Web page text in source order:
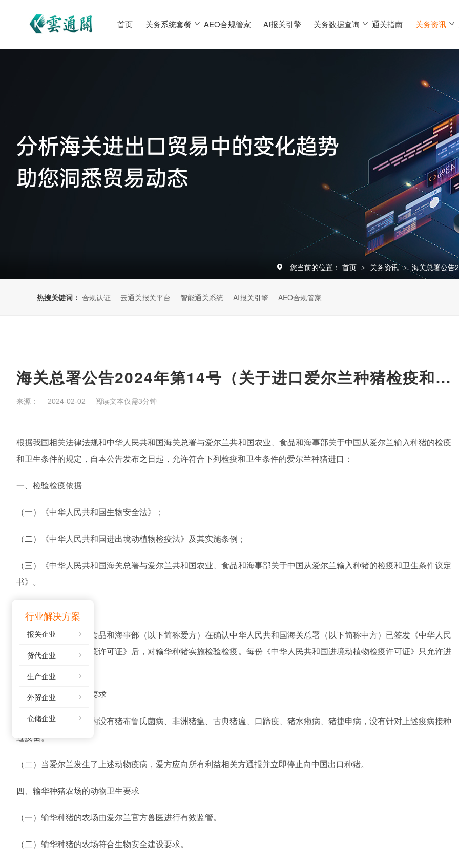
首页 关务系统套餐 AEO合规管家 AI报关引擎 关务数据查询 通关指南 关务资讯
行业解决方案
报关企业
货代企业
生产企业
外贸企业
仓储企业
您当前的位置： 首页 > 关务资讯 > 海关总署公告
热搜关键词： 合规认证 云通关报关平台 智能通关系统 AI报关引擎 AEO合规管家
海关总署公告2024年第14号（关于进口爱尔兰种猪检疫和卫生要求的公告）
来源： 2024-02-02 阅读文本仅需3分钟
根据我国相关法律法规和中华人民共和国海关总署与爱尔兰共和国农业、食品和海事部关于中国从爱尔兰输入种猪的检疫
和卫生条件的规定，自本公告发布之日起，允许符合下列检疫和卫生条件的爱尔兰种猪进口：
一、检验检疫依据
（一）《中华人民共和国生物安全法》；
（二）《中华人民共和国进出境动植物检疫法》及其实施条例；
（三）《中华人民共和国海关总署与爱尔兰共和国农业、食品和海事部关于中国从爱尔兰输入种猪的检疫和卫生条件议定
书》。
爱尔兰共和国农业、食品和海事部（以下简称爱方）在确认中华人民共和国海关总署（以下简称中方）已签发《中华人民
共和国进境动植物检疫许可证》后，对输华种猪实施检验检疫。每份《中华人民共和国进境动植物检疫许可证》只允许进
三、爱尔兰动物卫生要求
（一）爱尔兰确认境内没有猪布鲁氏菌病、非洲猪瘟、古典猪瘟、口蹄疫、猪水疱病、猪捷申病，没有针对上述疫病接种
过疫苗。
（二）当爱尔兰发生了上述动物疫病，爱方应向所有利益相关方通报并立即停止向中国出口种猪。
四、输华种猪农场的动物卫生要求
（一）输华种猪的农场由爱尔兰官方兽医进行有效监管。
（二）输华种猪的农场符合生物安全建设要求。